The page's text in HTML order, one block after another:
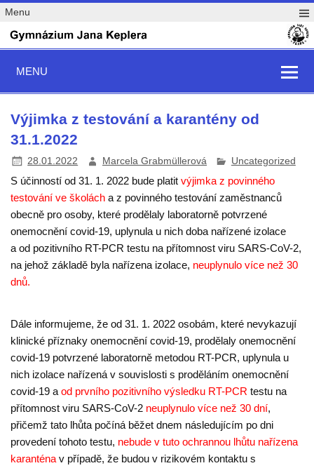
Menu
MENU
Výjimka z testování a karantény od
31.1.2022
28.01.2022 Marcela Grabmüllerová Uncategorized
S účinností od 31. 1. 2022 bude platit výjimka z povinného
testování ve školácha z povinného testování zaměstnanců
obecně pro osoby, které prodělaly laboratorně potvrzené
onemocnění covid-19, uplynula u nich doba nařízené izolace
aod pozitivního RT-PCR testu na přítomnost viru SARS-CoV-2,
na jehož základě byla nařízena izolace, neuplynulo více než 30
dnů.
Dále informujeme, že od 31. 1. 2022 osobám, které nevykazují
klinické příznaky onemocnění covid-19, prodělaly onemocnění
covid-19 potvrzené laboratorně metodou RT-PCR, uplynula u
nich izolace nařízená v souvislosti s proděláním onemocnění
covid-19 aod prvního pozitivního výsledku RT-PCR testu na
přítomnost viru SARS-CoV-2 neuplynulo více než 30 dní,
přičemž tato lhůta počíná běžet dnem následujícím po dni
provedení tohoto testu, nebude v tuto ochrannou lhůtu nařízena
karanténa v případě, že budou v rizikovém kontaktu s